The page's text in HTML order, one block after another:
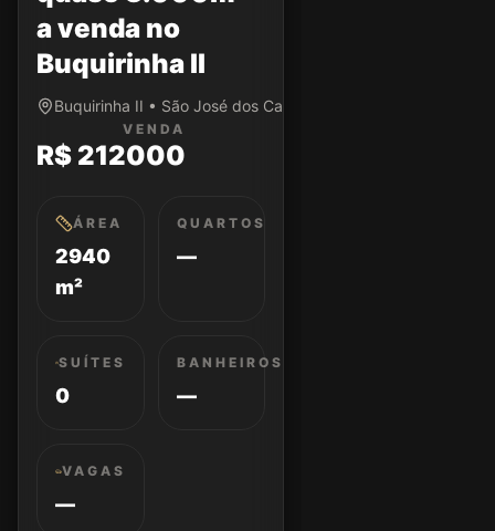
a venda no
Buquirinha II
Buquirinha II • São José dos Campos/SP
VENDA
R$ 212000
ÁREA
2940
m²
QUARTOS
—
SUÍTES
0
BANHEIROS
—
VAGAS
—